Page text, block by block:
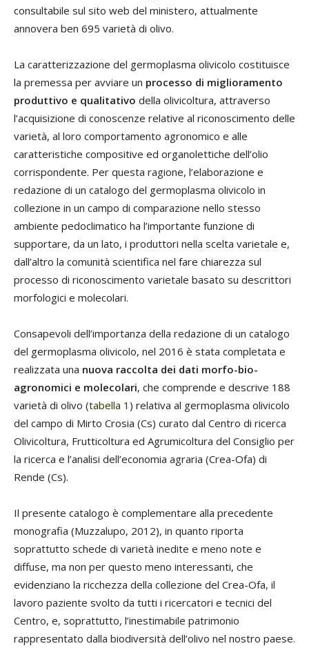
consultabile sul sito web del ministero, attualmente
annovera ben 695 varietà di olivo.
La caratterizzazione del germoplasma olivicolo costituisce
la premessa per avviare un processo di miglioramento
produttivo e qualitativo della olivicoltura, attraverso
l’acquisizione di conoscenze relative al riconoscimento delle
varietà, al loro comportamento agronomico e alle
caratteristiche compositive ed organolettiche dell’olio
corrispondente. Per questa ragione, l’elaborazione e
redazione di un catalogo del germoplasma olivicolo in
collezione in un campo di comparazione nello stesso
ambiente pedoclimatico ha l’importante funzione di
supportare, da un lato, i produttori nella scelta varietale e,
dall’altro la comunità scientifica nel fare chiarezza sul
processo di riconoscimento varietale basato su descrittori
morfologici e molecolari.
Consapevoli dell’importanza della redazione di un catalogo
del germoplasma olivicolo, nel 2016 è stata completata e
realizzata una nuova raccolta dei dati morfo-bio-
agronomici e molecolari, che comprende e descrive 188
varietà di olivo (tabella 1 ) relativa al germoplasma olivicolo
del campo di Mirto Crosia (Cs) curato dal Centro di ricerca
Olivicoltura, Frutticoltura ed Agrumicoltura del Consiglio per
la ricerca e l’analisi dell’economia agraria (Crea-Ofa) di
Rende (Cs).
Il presente catalogo è complementare alla precedente
monografia (Muzzalupo, 2012), in quanto riporta
soprattutto schede di varietà inedite e meno note e
diffuse, ma non per questo meno interessanti, che
evidenziano la ricchezza della collezione del Crea-Ofa, il
lavoro paziente svolto da tutti i ricercatori e tecnici del
Centro, e, soprattutto, l’inestimabile patrimonio
rappresentato dalla biodiversità dell’olivo nel nostro paese.